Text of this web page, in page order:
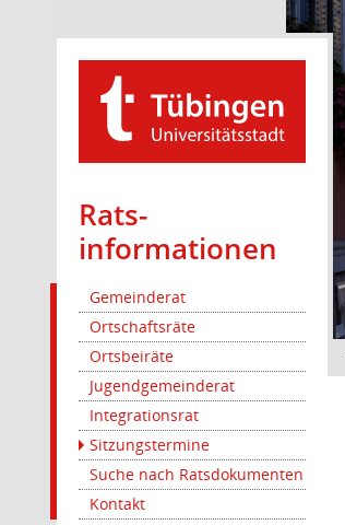
Rats­
informationen
Gemeinderat
Ortschaftsräte
Ortsbeiräte
Jugendgemeinderat
Integrationsrat
Sitzungstermine
Suche nach Ratsdokumenten
Kontakt